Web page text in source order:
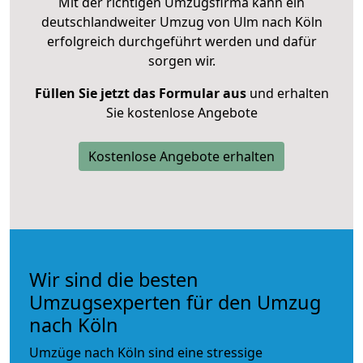
deutschlandweiter Umzug von Ulm nach Köln
erfolgreich durchgeführt werden und dafür
sorgen wir.
Füllen Sie jetzt das Formular ausund erhalten
Sie kostenlose Angebote
Kostenlose Angebote erhalten
Wir sind die besten
Umzugsexperten für den Umzug
nach Köln
Umzüge nach Köln sind eine stressige